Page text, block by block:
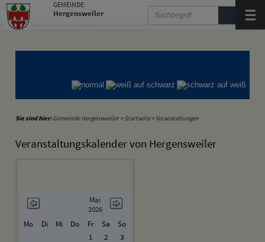
Zum Inhalt zur Navigation springen.
GEMEINDE
Hergensweiler
Gemeinde Hergensweiler Gemeinde Sigmarszell Gemeinde Weißensberg
Sie sind hier: Gemeinde Hergensweiler>Startseite> Veranstaltungen
Veranstaltungskalender von Hergensweiler
Mai
2026
Mo
Di Mi Do Fr Sa
So
1
2
3